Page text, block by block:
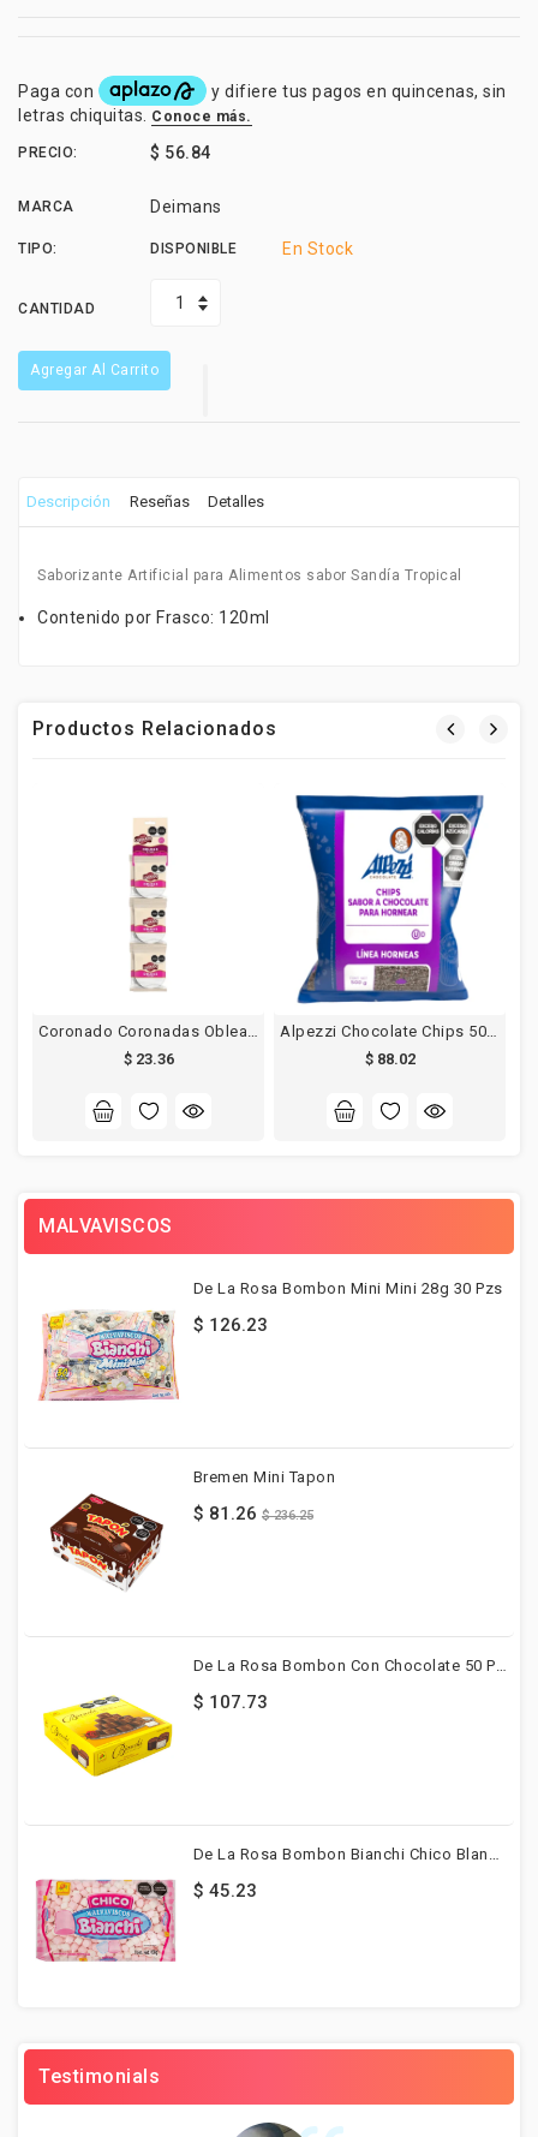
PRECIO: $ 56.84
MARCA Deimans
TIPO: DISPONIBLE En Stock
CANTIDAD
Agregar Al Carrito
Descripción Reseñas Detalles
Saborizante Artificial para Alimentos sabor Sandía Tropical
Contenido por Frasco: 120ml
Productos Relacionados
Coronado Coronadas Oblea Chica Tira 10pzs
$ 23.36
Alpezzi Chocolate Chips 500g
$ 88.02
MALVAVISCOS
De La Rosa Bombon Mini Mini 28g 30 Pzs
$ 126.23
Bremen Mini Tapon
$ 81.26 $ 236.25
$ 107.73
$ 45.23
Testimonials